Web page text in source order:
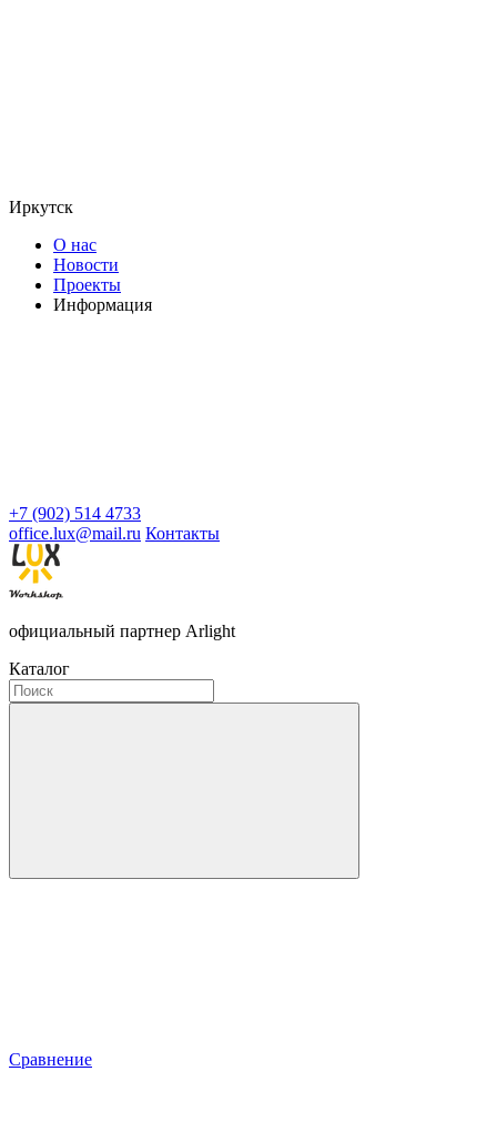
Иркутск
О нас
Новости
Проекты
Информация
+7 (902) 514 4733
office.lux@mail.ru Контакты
официальный партнер Arlight
Каталог
Сравнение